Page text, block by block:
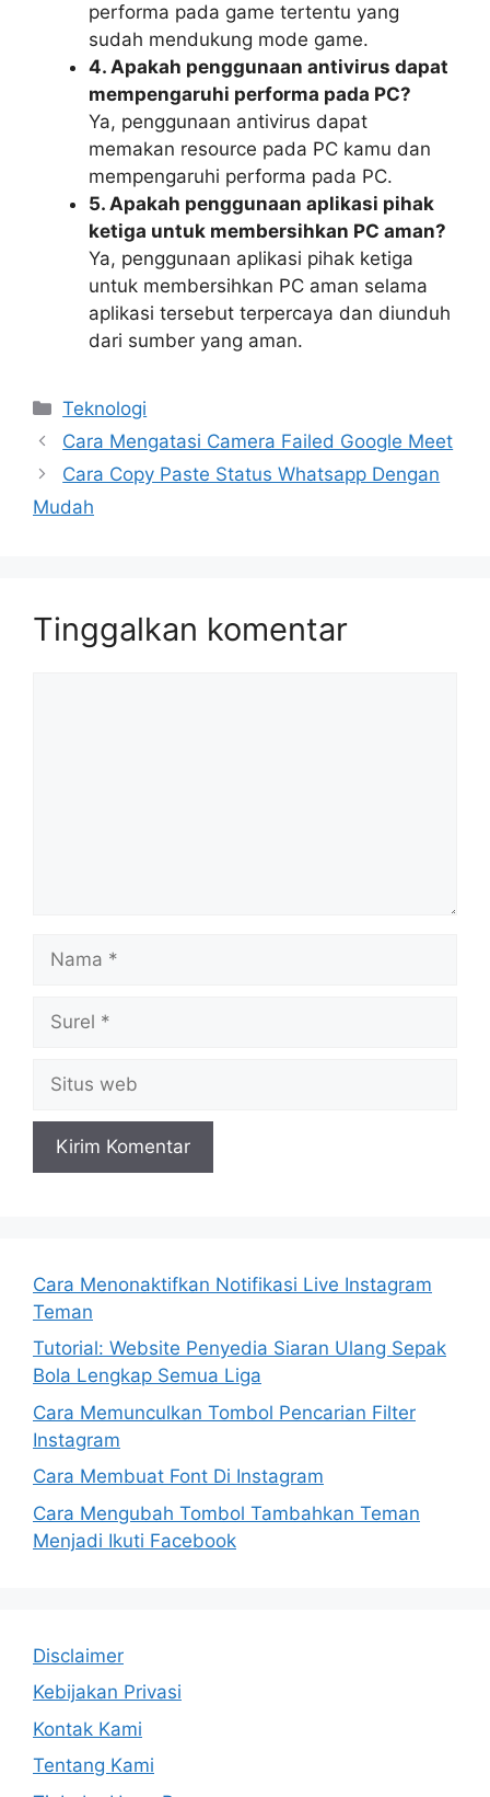
performa pada game tertentu yang
sudah mendukung mode game.
4. Apakah penggunaan antivirus dapat
mempengaruhi performa pada PC?
Ya, penggunaan antivirus dapat
memakan resource pada PC kamu dan
mempengaruhi performa pada PC.
5. Apakah penggunaan aplikasi pihak
ketiga untuk membersihkan PC aman?
Ya, penggunaan aplikasi pihak ketiga
untuk membersihkan PC aman selama
aplikasi tersebut terpercaya dan diunduh
dari sumber yang aman.
Kategori
Teknologi
Cara Mengatasi Camera Failed Google Meet
Cara Copy Paste Status Whatsapp Dengan
Mudah
Tinggalkan komentar
web
Cara Menonaktifkan Notifikasi Live Instagram
Teman
Tutorial: Website Penyedia Siaran Ulang Sepak
Bola Lengkap Semua Liga
Cara Memunculkan Tombol Pencarian Filter
Instagram
Cara Membuat Font Di Instagram
Cara Mengubah Tombol Tambahkan Teman
Menjadi Ikuti Facebook
Disclaimer
Kebijakan Privasi
Kontak Kami
Tentang Kami